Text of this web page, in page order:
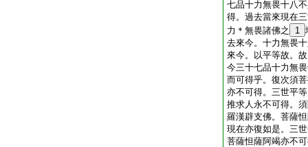
七品十力無畏十八
得。過去當來現在
力＊無畏諸佛之
1
去來今。十力無畏
來今。以平等故。
今三十七品十力無
而可得乎。復次須
亦不可得。三世平
推求人永不可得。
羅漢辟支佛。菩薩
現在亦復如是。三
菩薩怛薩阿竭亦不